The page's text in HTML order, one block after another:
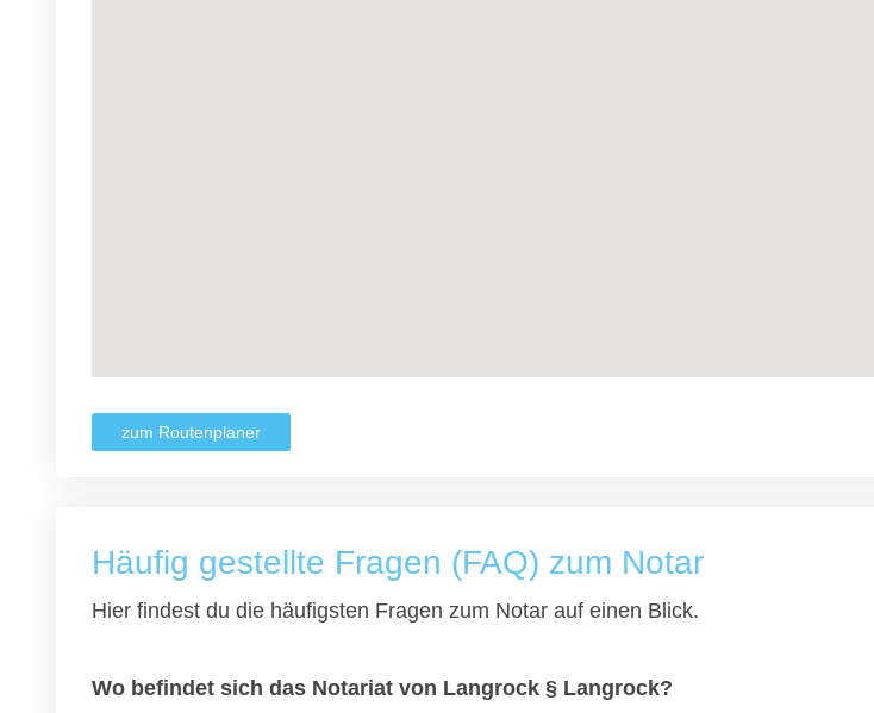
zum Routenplaner
Häufig gestellte Fragen (FAQ) zum Notar
Hier findest du die häufigsten Fragen zum Notar auf einen Blick.
Wo befindet sich das Notariat von Langrock § Langrock?